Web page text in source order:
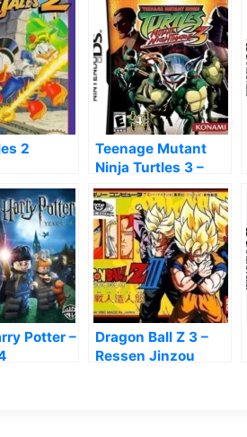
2
Teenage Mutant
Ninja Turtles 3 –
Mutant Nightmare
Potter –
Dragon Ball Z 3 –
Ressen Jinzou